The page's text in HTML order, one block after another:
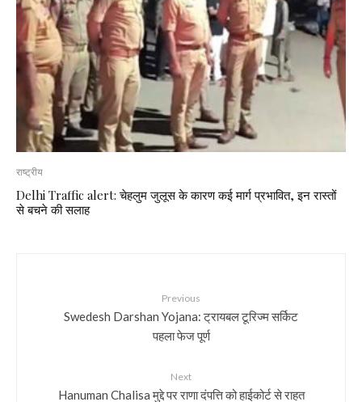
राष्ट्रीय
Delhi Traffic alert: चेहलुम जुलूस के कारण कई मार्ग प्रभावित, इन रास्तों
से बचने की सलाह
Previous
Swedesh Darshan Yojana: ट्रायबल टूरिज्म सर्किट
पहला फेज पूर्ण
Next
Hanuman Chalisa मुद्दे पर राणा दंपत्ति को हाईकोर्ट से राहत